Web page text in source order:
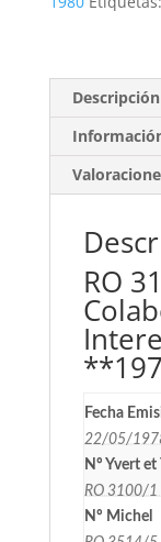
Descripción
RO
Fecha
22/05/
Nº Yvert et
RO 3100/1
Nº Michel